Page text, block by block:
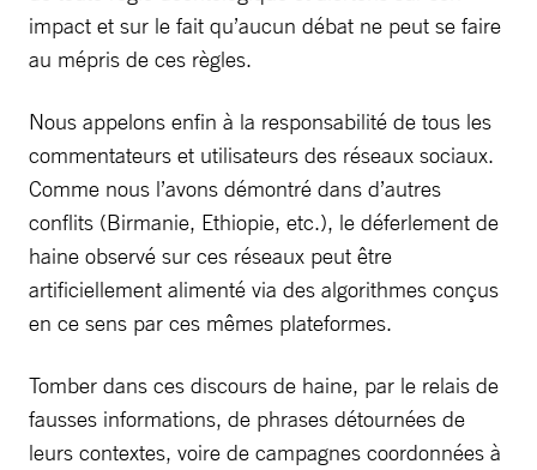
impact et sur le fait qu’aucun débat ne peut se faire
au mépris de ces règles.
Nous appelons enfin à la responsabilité de tous les
commentateurs et utilisateurs des réseaux sociaux.
Comme nous l’avons démontré dans d’autres
conflits (Birmanie, Ethiopie, etc.), le déferlement de
haine observé sur ces réseaux peut être
artificiellement alimenté via des algorithmes conçus
en ce sens par ces mêmes plateformes.
Tomber dans ces discours de haine, par le relais de
fausses informations, de phrases détournées de
leurs contextes, voire de campagnes coordonnées à